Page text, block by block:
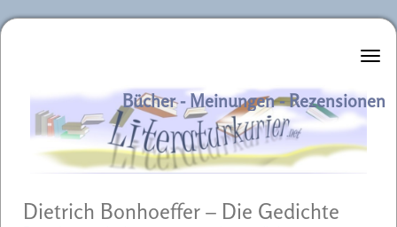
Literaturkurier.net
Bücher - Meinungen - Rezensionen
Dietrich Bonhoeffer – Die Gedichte